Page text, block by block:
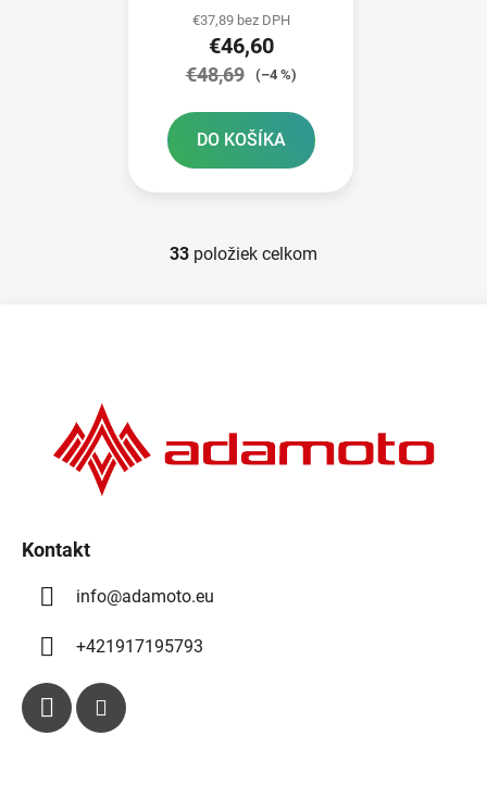
150x87x131
€37,89 bez DPH
€46,60
€48,69 (–4 %)
DO KOŠÍKA
O
e
33 položiek celkom
Kontakt
info@adamoto.eu
+421917195793